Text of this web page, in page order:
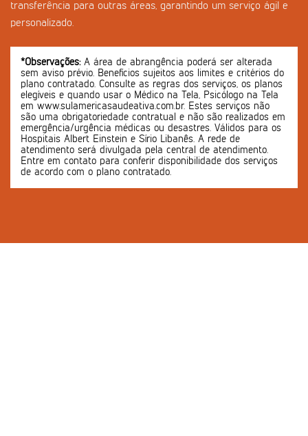
transferência para outras áreas, garantindo um serviço ágil e
personalizado.
*Observações:A área de abrangência poderá ser alterada
sem aviso prévio. Benefícios sujeitos aos limites e critérios do
plano contratado. Consulte as regras dos serviços, os planos
elegíveis e quando usar o Médico na Tela, Psicólogo na Tela
em www.sulamericasaudeativa.com.br. Estes serviços não
são uma obrigatoriedade contratual e não são realizados em
emergência/urgência médicas ou desastres. Válidos para os
Hospitais Albert Einstein e Sírio Libanês. A rede de
atendimento será divulgada pela central de atendimento.
Entre em contato para conferir disponibilidade dos serviços
de acordo com o plano contratado.